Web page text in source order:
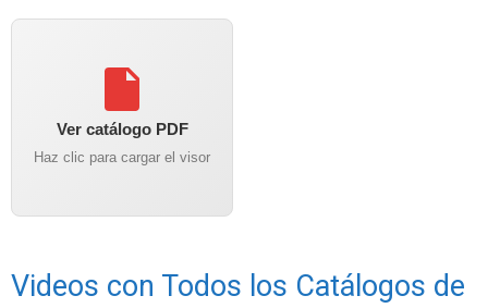
Ver catálogo PDF
Haz clic para cargar el visor
Videos con Todos los Catálogos de